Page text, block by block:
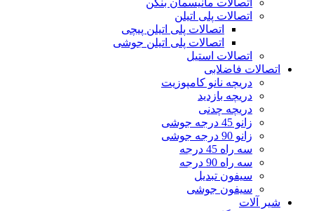
اتصالات مانیسمان بنکن
اتصالات پلی اتیلن
اتصالات پلی اتیلن پیچی
اتصالات پلی اتیلن جوشی
اتصالات استیل
اتصالات فاضلابی
دریچه نانو کامپوزیت
دریچه بازدید
دریچه چدنی
زانو 45 درجه جوشی
زانو 90 درجه جوشی
سه راه 45 درجه
سه راه 90 درجه
سیفون تبدیل
سیفون جوشی
شیر آلات